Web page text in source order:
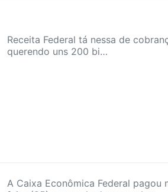
Receita Federal tá nessa de
querendo uns 200 bi…
A Caixa Econômica Federal pagou